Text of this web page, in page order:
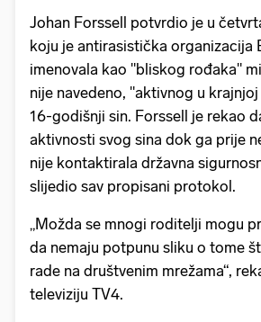
Johan Forssell potvrdio je u
koju je antirasistička organizacija
imenovala kao "bliskog rođaka"
nije navedeno, "aktivnog u
16-godišnji sin. Forssell je rekao
aktivnosti svog sina dok ga prije
nije kontaktirala državna
slijedio sav propisani protokol.
„Možda se mnogi roditelji mogu
da nemaju potpunu sliku o tome
rade na društvenim mrežama“,
televiziju TV4.